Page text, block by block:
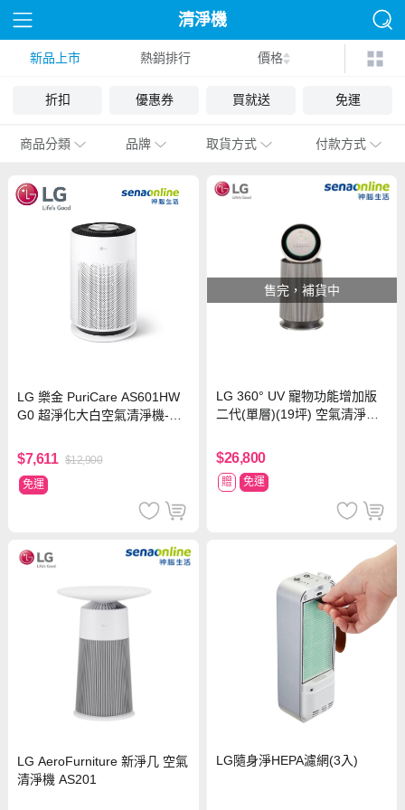
清淨機
新品上市 熱銷排行 價格
折扣 優惠券 買就送 免運
商品分類 品牌 取貨方式 付款方式
LG 樂金 PuriCare AS601HW
G0 超淨化大白空氣清淨機-Hit
$7,611 $12,900
免運
售完，補貨中
LG 360° UV 寵物功能增加版
二代(單層)(19坪) 空氣清淨機
$26,800
贈 免運
LG AeroFurniture 新淨几 空氣
清淨機 AS201
LG隨身淨HEPA濾網(3入)